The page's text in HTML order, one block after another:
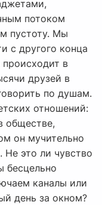
потоком
пустоту. Мы
с другого конца
происходит в
друзей в
по душам.
отношений:
обществе,
он мучительно
Не это ли чувство
бесцельно
каналы или
день за окном?